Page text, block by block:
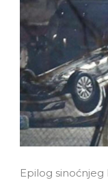
Epilog